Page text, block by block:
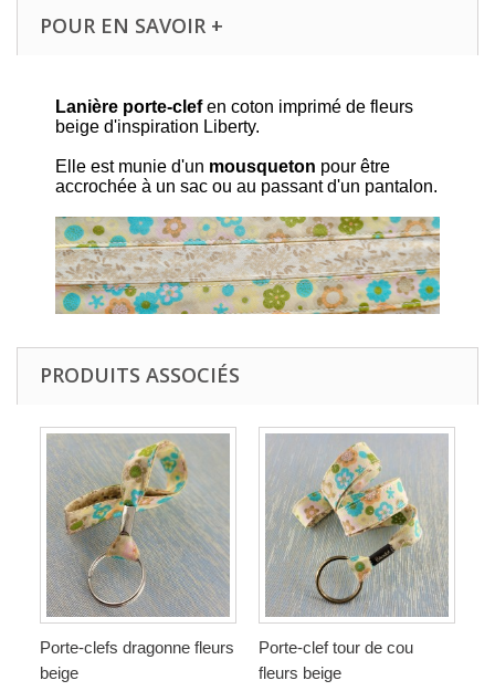
POUR EN SAVOIR +
Lanière porte-clefen coton imprimé de fleurs
beige d'inspiration Liberty.
Elle est munie d'un mousqueton pour être
accrochée à un sac ou au passant d'un pantalon.
PRODUITS ASSOCIÉS
Porte-clefs dragonne fleurs
beige
Porte-clef tour de cou
fleurs beige